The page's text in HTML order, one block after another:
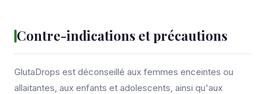
Contre-indications et précautions
GlutaDrops est déconseillé aux femmes enceintes ou
allaitantes, aux enfants et adolescents, ainsi qu'aux